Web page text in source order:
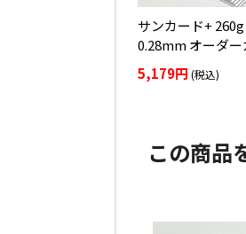
サンカード+ 260g
0.28mm オーダー
5,179円(税込)
この商品